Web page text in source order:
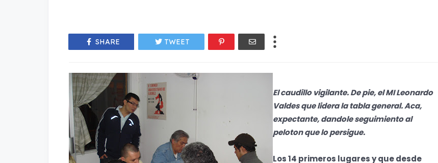
SHARE TWEET
El caudillo vigilante. De pie, el MI Leonardo
Valdes que lidera la tabla general. Aca,
expectante, dandole seguimiento al
peloton que lo persigue.
Los 14 primeros lugares y que desde